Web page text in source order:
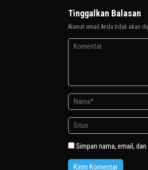
Tinggalkan Balasan
Alamat email Anda tidak akan
Simpan nama, email,